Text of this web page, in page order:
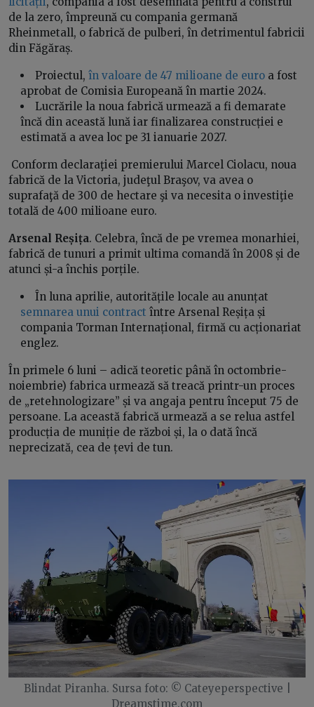
de la zero, împreună cu compania germană
Rheinmetall, o fabrică de pulberi, în detrimentul fabricii
din Făgăraș.
Proiectul, în valoare de 47 milioane de euro a fost
aprobat de Comisia Europeană în martie 2024.
Lucrările la noua fabrică urmează a fi demarate
încă din această lună iar finalizarea construcției e
estimată a avea loc pe 31 ianuarie 2027.
Conform declaraţiei premierului Marcel Ciolacu, noua
fabrică de la Victoria, judeţul Braşov, va avea o
suprafaţă de 300 de hectare şi va necesita o investiţie
totală de 400 milioane euro.
Arsenal Reșița. Celebra, încă de pe vremea monarhiei,
fabrică de tunuri a primit ultima comandă în 2008 și de
atunci și-a închis porțile.
În luna aprilie, autoritățile locale au anunțat
semnarea unui contract între Arsenal Reșița și
compania Torman Internațional, firmă cu acționariat
englez.
În primele 6 luni – adică teoretic până în octombrie-
noiembrie) fabrica urmează să treacă printr-un proces
de „retehnologizare” și va angaja pentru început 75 de
persoane. La această fabrică urmează a se relua astfel
producția de muniție de război și, la o dată încă
neprecizată, cea de țevi de tun.
Blindat Piranha. Sursa foto: © Cateyeperspective |
Dreamstime.com